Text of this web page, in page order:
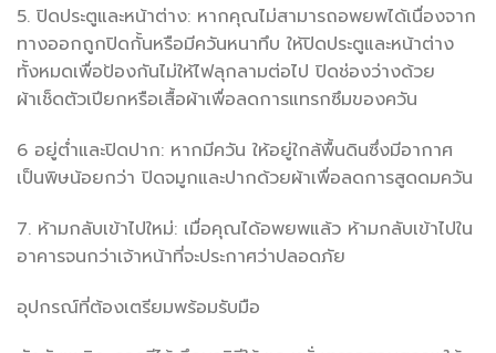
5. ปิดประตูและหน้าต่าง: หากคุณไม่สามารถอพยพได้เนื่องจาก
ทางออกถูกปิดกั้นหรือมีควันหนาทึบ ให้ปิดประตูและหน้าต่าง
ทั้งหมดเพื่อป้องกันไม่ให้ไฟลุกลามต่อไป ปิดช่องว่างด้วย
ผ้าเช็ดตัวเปียกหรือเสื้อผ้าเพื่อลดการแทรกซึมของควัน
6 อยู่ต่ำและปิดปาก: หากมีควัน ให้อยู่ใกล้พื้นดินซึ่งมีอากาศ
เป็นพิษน้อยกว่า ปิดจมูกและปากด้วยผ้าเพื่อลดการสูดดมควัน
7. ห้ามกลับเข้าไปใหม่: เมื่อคุณได้อพยพแล้ว ห้ามกลับเข้าไปใน
อาคารจนกว่าเจ้าหน้าที่จะประกาศว่าปลอดภัย
อุปกรณ์ที่ต้องเตรียมพร้อมรับมือ